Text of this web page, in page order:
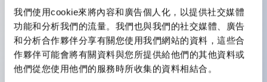
我們使用cookie來將內容和廣告個人化，以提供社交媒體
功能和分析我們的流量。我們也與我們的社交媒體、廣告
和分析合作夥伴分享有關您使用我們網站的資料，這些合
作夥伴可能會將有關資料與您所提供給他們的其他資料或
他們從您使用他們的服務時所收集的資料相結合。
為密閉型）
UL、CSA認證品及符合EN標準品。（蜂鳴器除外）